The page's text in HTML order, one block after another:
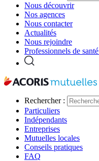
Nous découvrir
Nos agences
Nous contacter
Actualités
Nous rejoindre
Professionnels de santé
Rechercher :
Particuliers
Indépendants
Entreprises
Mutuelles locales
Conseils pratiques
FAQ